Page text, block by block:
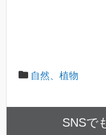
自然、植物
SNSで